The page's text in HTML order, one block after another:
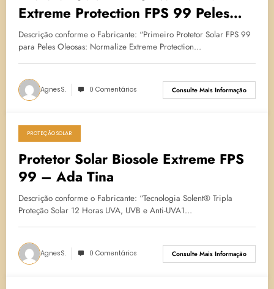
Extreme Protection FPS 99 Peles
Oleosas – Ada Tina
Descrição conforme o Fabricante: “Primeiro Protetor Solar FPS 99
para Peles Oleosas: Normalize Extreme Protection…
AgnesS. 0 Comentários Consulte Mais Informação
31 de outubro de 2024
PROTEÇÃO SOLAR
Protetor Solar Biosole Extreme FPS
99 – Ada Tina
Descrição conforme o Fabricante: “Tecnologia Solent® Tripla
Proteção Solar 12 Horas UVA, UVB e Anti-UVA1…
AgnesS. 0 Comentários Consulte Mais Informação